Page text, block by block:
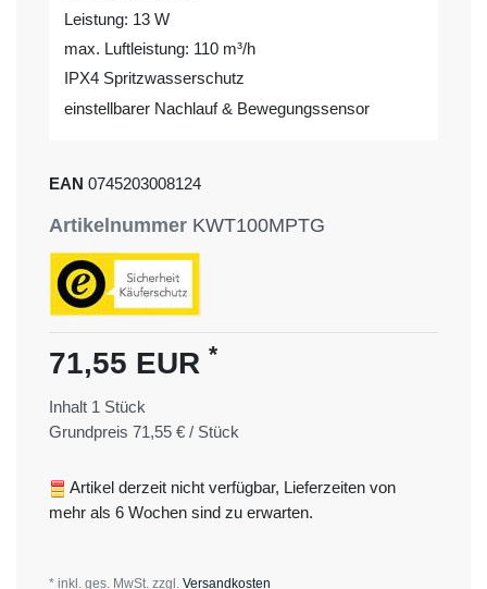
Leistung: 13 W
max. Luftleistung: 110 m³/h
IPX4 Spritzwasserschutz
einstellbarer Nachlauf & Bewegungssensor
EAN 0745203008124
Artikelnummer KWT100MPTG
71,55 EUR *
Inhalt 1 Stück
Grundpreis 71,55 € / Stück
Artikel derzeit nicht verfügbar, Lieferzeiten von
mehr als 6 Wochen sind zu erwarten.
* inkl. ges. MwSt. zzgl. Versandkosten